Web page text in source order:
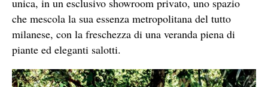
unica, in un esclusivo showroom privato, uno spazio
che mescola la sua essenza metropolitana del tutto
milanese, con la freschezza di una veranda piena di
piante ed eleganti salotti.